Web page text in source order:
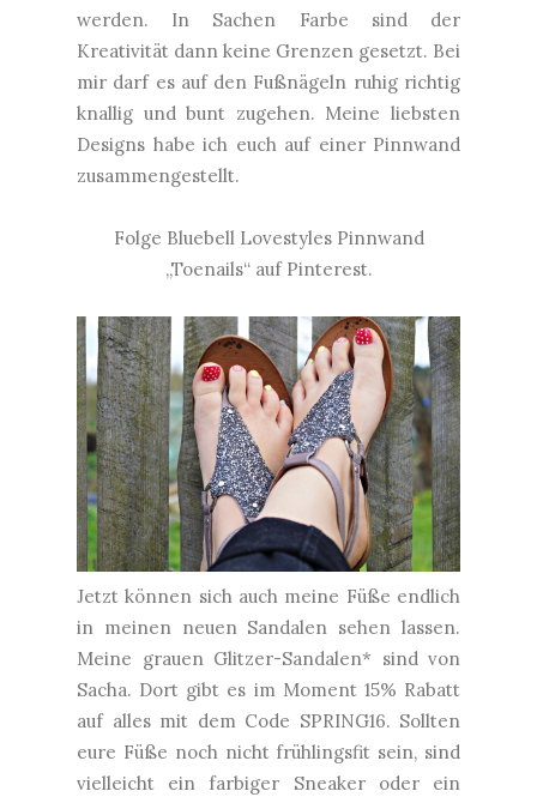
werden. In Sachen Farbe sind der
Kreativität dann keine Grenzen gesetzt. Bei
mir darf es auf den Fußnägeln ruhig richtig
knallig und bunt zugehen. Meine liebsten
Designs habe ich euch auf einer Pinnwand
zusammengestellt.
Folge Bluebell Lovestyles Pinnwand
„Toenails“ auf Pinterest.
Jetzt können sich auch meine Füße endlich
in meinen neuen Sandalen sehen lassen.
Meine grauen Glitzer-Sandalen* sind von
Sacha. Dort gibt es im Moment 15% Rabatt
auf alles mit dem Code SPRING16. Sollten
eure Füße noch nicht frühlingsfit sein, sind
vielleicht ein farbiger Sneaker oder ein